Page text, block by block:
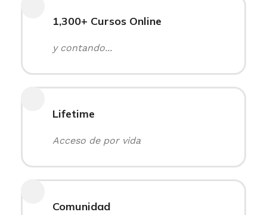
1,300+ Cursos Online
y contando...
Lifetime
Acceso de por vida
Comunidad